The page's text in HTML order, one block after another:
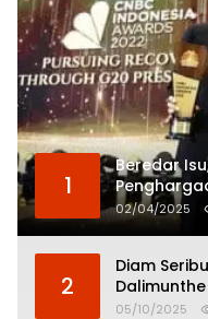
1
Beredar
02/04/2025
2
Diam
05/10/2025